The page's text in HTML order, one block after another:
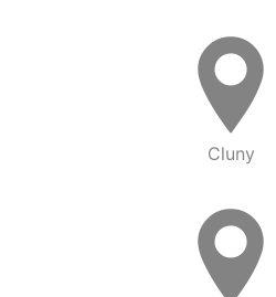
Cluny